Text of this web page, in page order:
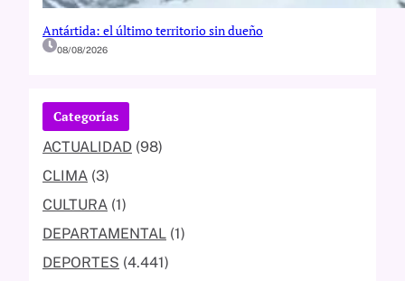
Antártida: el último territorio sin dueño
08/08/2026
Categorías
ACTUALIDAD (98)
CLIMA (3)
CULTURA (1)
DEPARTAMENTAL (1)
DEPORTES (4.441)